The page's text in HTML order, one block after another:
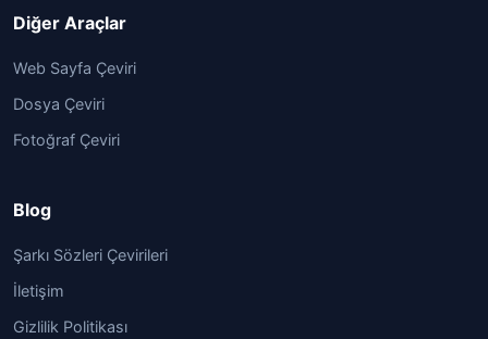
Diğer Araçlar
Web Sayfa Çeviri
Dosya Çeviri
Fotoğraf Çeviri
Blog
Şarkı Sözleri Çevirileri
İletişim
Gizlilik Politikası